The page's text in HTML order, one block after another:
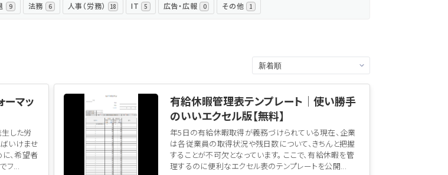
9 法務 6 人事（労務） 18 IT 5 広告・広報 0 その他 1
ーマッ
した労
いけませ
、希望者
フ...
有給休暇管理表テンプレート│使い勝手
のいいエクセル版【無料】
年5日の有給休暇取得が義務づけられている現在、企業
は各従業員の取得状況や残日数について、きちんと把握
することが不可欠となっています。 ここで、有給休暇を管
理するのに便利なエクセル表のテンプレートを公開...